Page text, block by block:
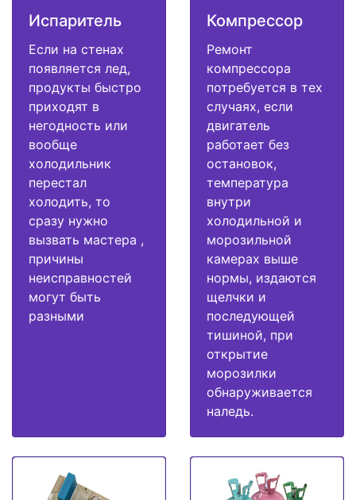
Испаритель
Если на стенах
появляется лед,
продукты быстро
приходят в
негодность или
вообще
холодильник
перестал
холодить, то
сразу нужно
вызвать мастера ,
причины
неисправностей
могут быть
разными
Компрессор
Ремонт
компрессора
потребуется в тех
случаях, если
двигатель
работает без
остановок,
температура
внутри
холодильной и
морозильной
камерах выше
нормы, издаются
щелчки и
последующей
тишиной, при
открытие
морозилки
обнаруживается
наледь.